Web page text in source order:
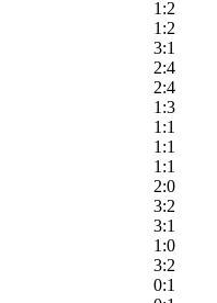
1:2
1:2
3:1
2:4
2:4
1:3
1:1
1:1
1:1
2:0
3:2
3:1
1:0
3:2
0:1